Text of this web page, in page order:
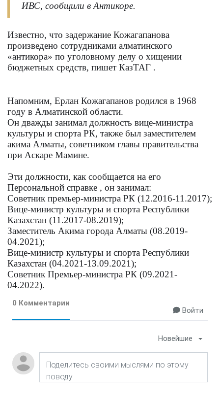
ИВС, сообщили в Антикоре.
Известно, что задержание Кожагапанова
произведено сотрудниками алматинского
«антикора» по уголовному делу о хищении
бюджетных средств, пишет КазТАГ .
Напомним, Ерлан Кожагапанов родился в 1968
году в Алматинской области.
Он дважды занимал должность вице-министра
культуры и спорта РК, также был заместителем
акима Алматы, советником главы правительства
при Аскаре Мамине.
Эти должности, как сообщается на его
Персональной справке , он занимал:
Советник премьер-министра РК (12.2016-11.2017);
Вице-министр культуры и спорта Республики
Казахстан (11.2017-08.2019);
Заместитель Акима города Алматы (08.2019-
04.2021);
Вице-министр культуры и спорта Республики
Казахстан (04.2021-13.09.2021);
Советник Премьер-министра РК (09.2021-
04.2022).
0 Комментарии
Войти
Новейшие